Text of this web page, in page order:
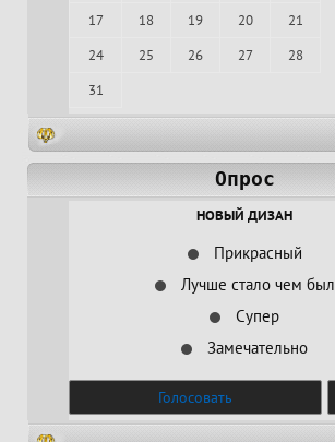
17
18 19 20 21
24
25 26 27 28
31
Опрос
НОВЫЙ ДИЗАН
Прикрасный
Лучше стало чем был
Супер
Замечательно
Голосовать